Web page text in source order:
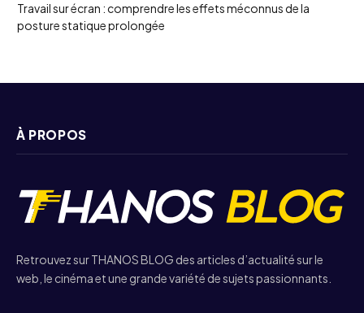
Travail sur écran : comprendre les effets méconnus de la
posture statique prolongée
À PROPOS
Retrouvez sur THANOS BLOG des articles d’actualité sur le
web, le cinéma et une grande variété de sujets passionnants.